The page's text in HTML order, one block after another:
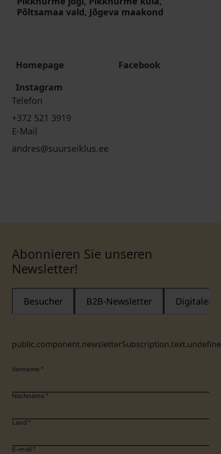
Põltsamaa vald, Jõgeva maakond
Homepage
Facebook
Instagram
Telefon
+372 521 3919
E-Mail
andres@suurseiklus.ee
Abonnieren Sie unseren
Newsletter!
Besucher B2B-Newsletter Digitaler
Vorname *
Nachname *
Land *
E-mail *